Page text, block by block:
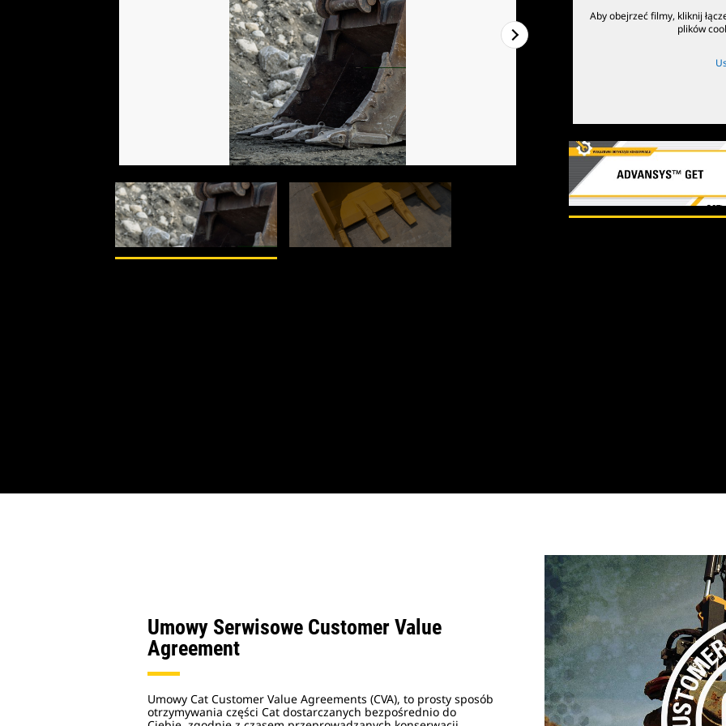
Aby obejrzeć filmy, kliknij
plików
Umowy Serwisowe Customer Value
Agreement
Umowy Cat Customer Value Agreements (CVA), to prosty sposób
otrzymywania części Cat dostarczanych bezpośrednio do